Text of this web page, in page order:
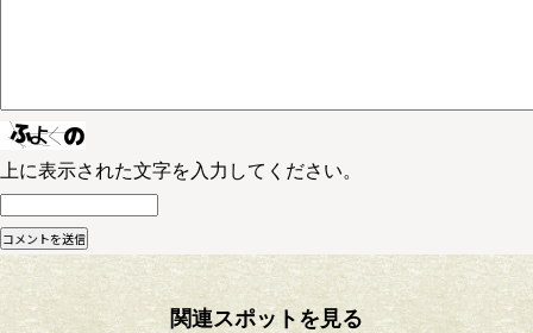
上に表示された文字を入力してください。
関連スポットを見る